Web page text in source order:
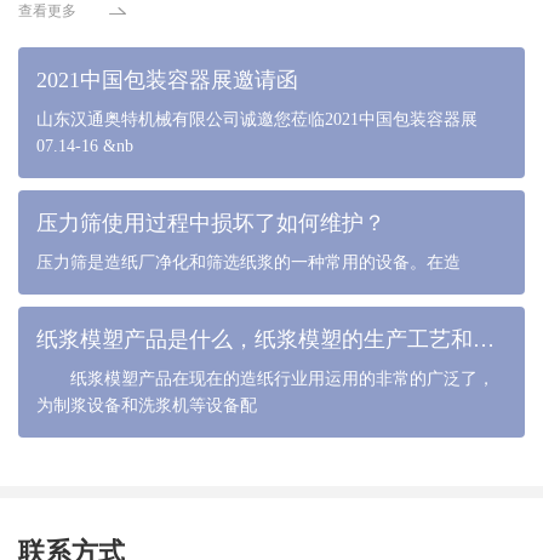
查看更多
2021中国包装容器展邀请函
山东汉通奥特机械有限公司诚邀您莅临2021中国包装容器展
07.14-16 &nb
压力筛使用过程中损坏了如何维护？
压力筛是造纸厂净化和筛选纸浆的一种常用的设备。在造
纸浆模塑产品是什么，纸浆模塑的生产工艺和流程是什么
纸浆模塑产品在现在的造纸行业用运用的非常的广泛了，
为制浆设备和洗浆机等设备配
联系方式